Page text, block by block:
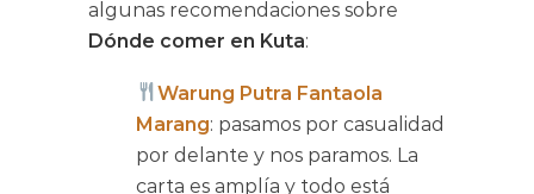
algunas recomendaciones sobre
Dónde comer en Kuta:
Warung Putra Fantaola
Marang: pasamos por casualidad
por delante y nos paramos. La
carta es amplía y todo está